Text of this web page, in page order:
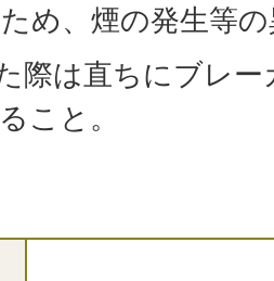
め、煙の発生等
は直ちにブレー
こと。